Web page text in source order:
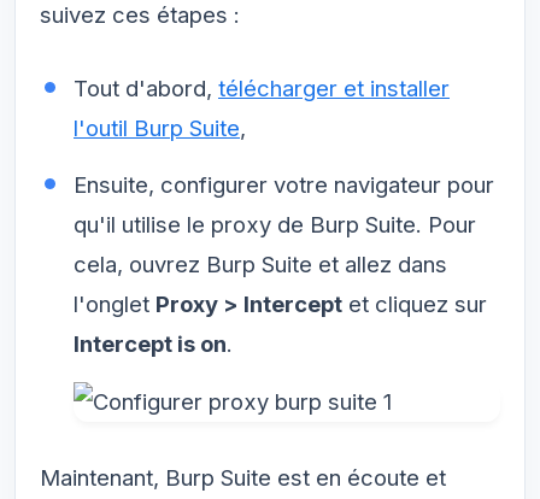
suivez ces étapes :
Tout d'abord, télécharger et installer
l'outil Burp Suite,
Ensuite, configurer votre navigateur pour
qu'il utilise le proxy de Burp Suite. Pour
cela, ouvrez Burp Suite et allez dans
l'onglet Proxy > Intercept et cliquez sur
Intercept is on.
Maintenant, Burp Suite est en écoute et